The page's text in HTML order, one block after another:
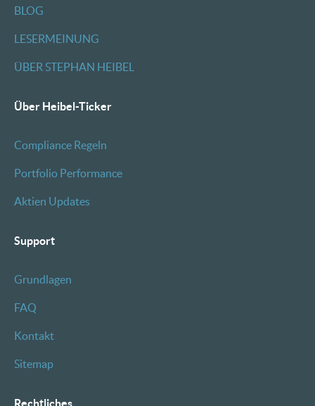
BLOG
LESERMEINUNG
ÜBER STEPHAN HEIBEL
Über Heibel-Ticker
Compliance Regeln
Portfolio Performance
Aktien Updates
Support
Grundlagen
FAQ
Kontakt
Sitemap
Rechtliches